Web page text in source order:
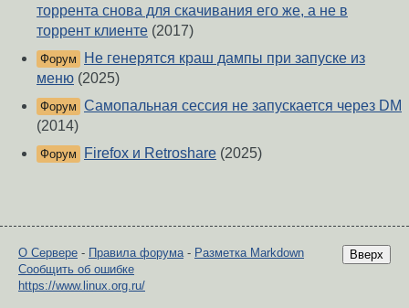
торрента снова для скачивания его же, а не в
торрент клиенте (2017)
Форум
Не генерятся краш дампы при запуске из
меню (2025)
Форум Самопальная сессия не запускается через DM
(2014)
Форум Firefox и Retroshare (2025)
Вверх
О Сервере - Правила форума- Разметка Markdown
Сообщить об ошибке
https://www.linux.org.ru/